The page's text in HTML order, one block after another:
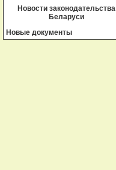
Новости законодательства
Беларуси
Новые документы